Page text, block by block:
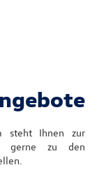
steht Ihnen zur
gerne zu den